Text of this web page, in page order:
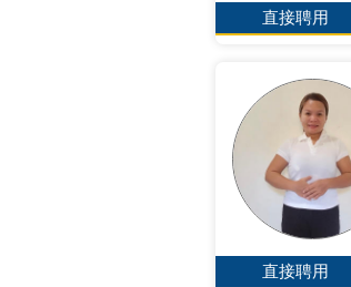
直接聘用
直接聘用